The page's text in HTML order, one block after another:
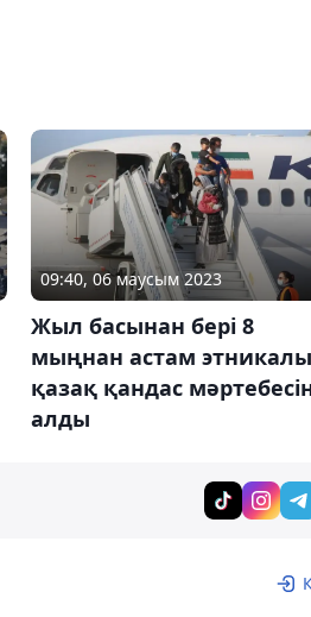
09:40, 06 маусым 2023
Жыл басынан бері 8
мыңнан астам
қазақ қандас
алды